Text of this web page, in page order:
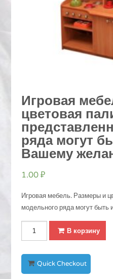
Игровая
цветовая
ряда могут
Вашему
1.00₽
Игровая мебель. Размеры и
модельного ряда могут
Количество
Размеры
и
В корзину
Quick Checkout